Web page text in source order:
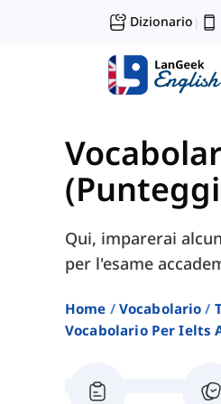
Dizionario |
Qui, imparerai
per l'esame
Home Vocabolario
Vocabolario Per Ielts